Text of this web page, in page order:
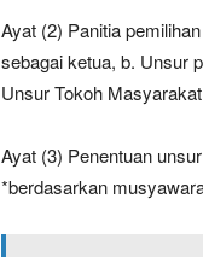
Ayat (2) Panitia
sebagai ketua, b. Unsur
Unsur Tokoh
Ayat (3) Penentuan
*berdasarkan